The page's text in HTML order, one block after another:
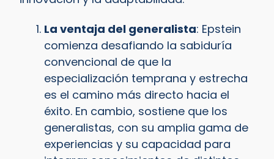
La ventaja del generalista: Epstein
comienza desafiando la sabiduría
convencional de que la
especialización temprana y estrecha
es el camino más directo hacia el
éxito. En cambio, sostiene que los
generalistas, con su amplia gama de
experiencias y su capacidad para